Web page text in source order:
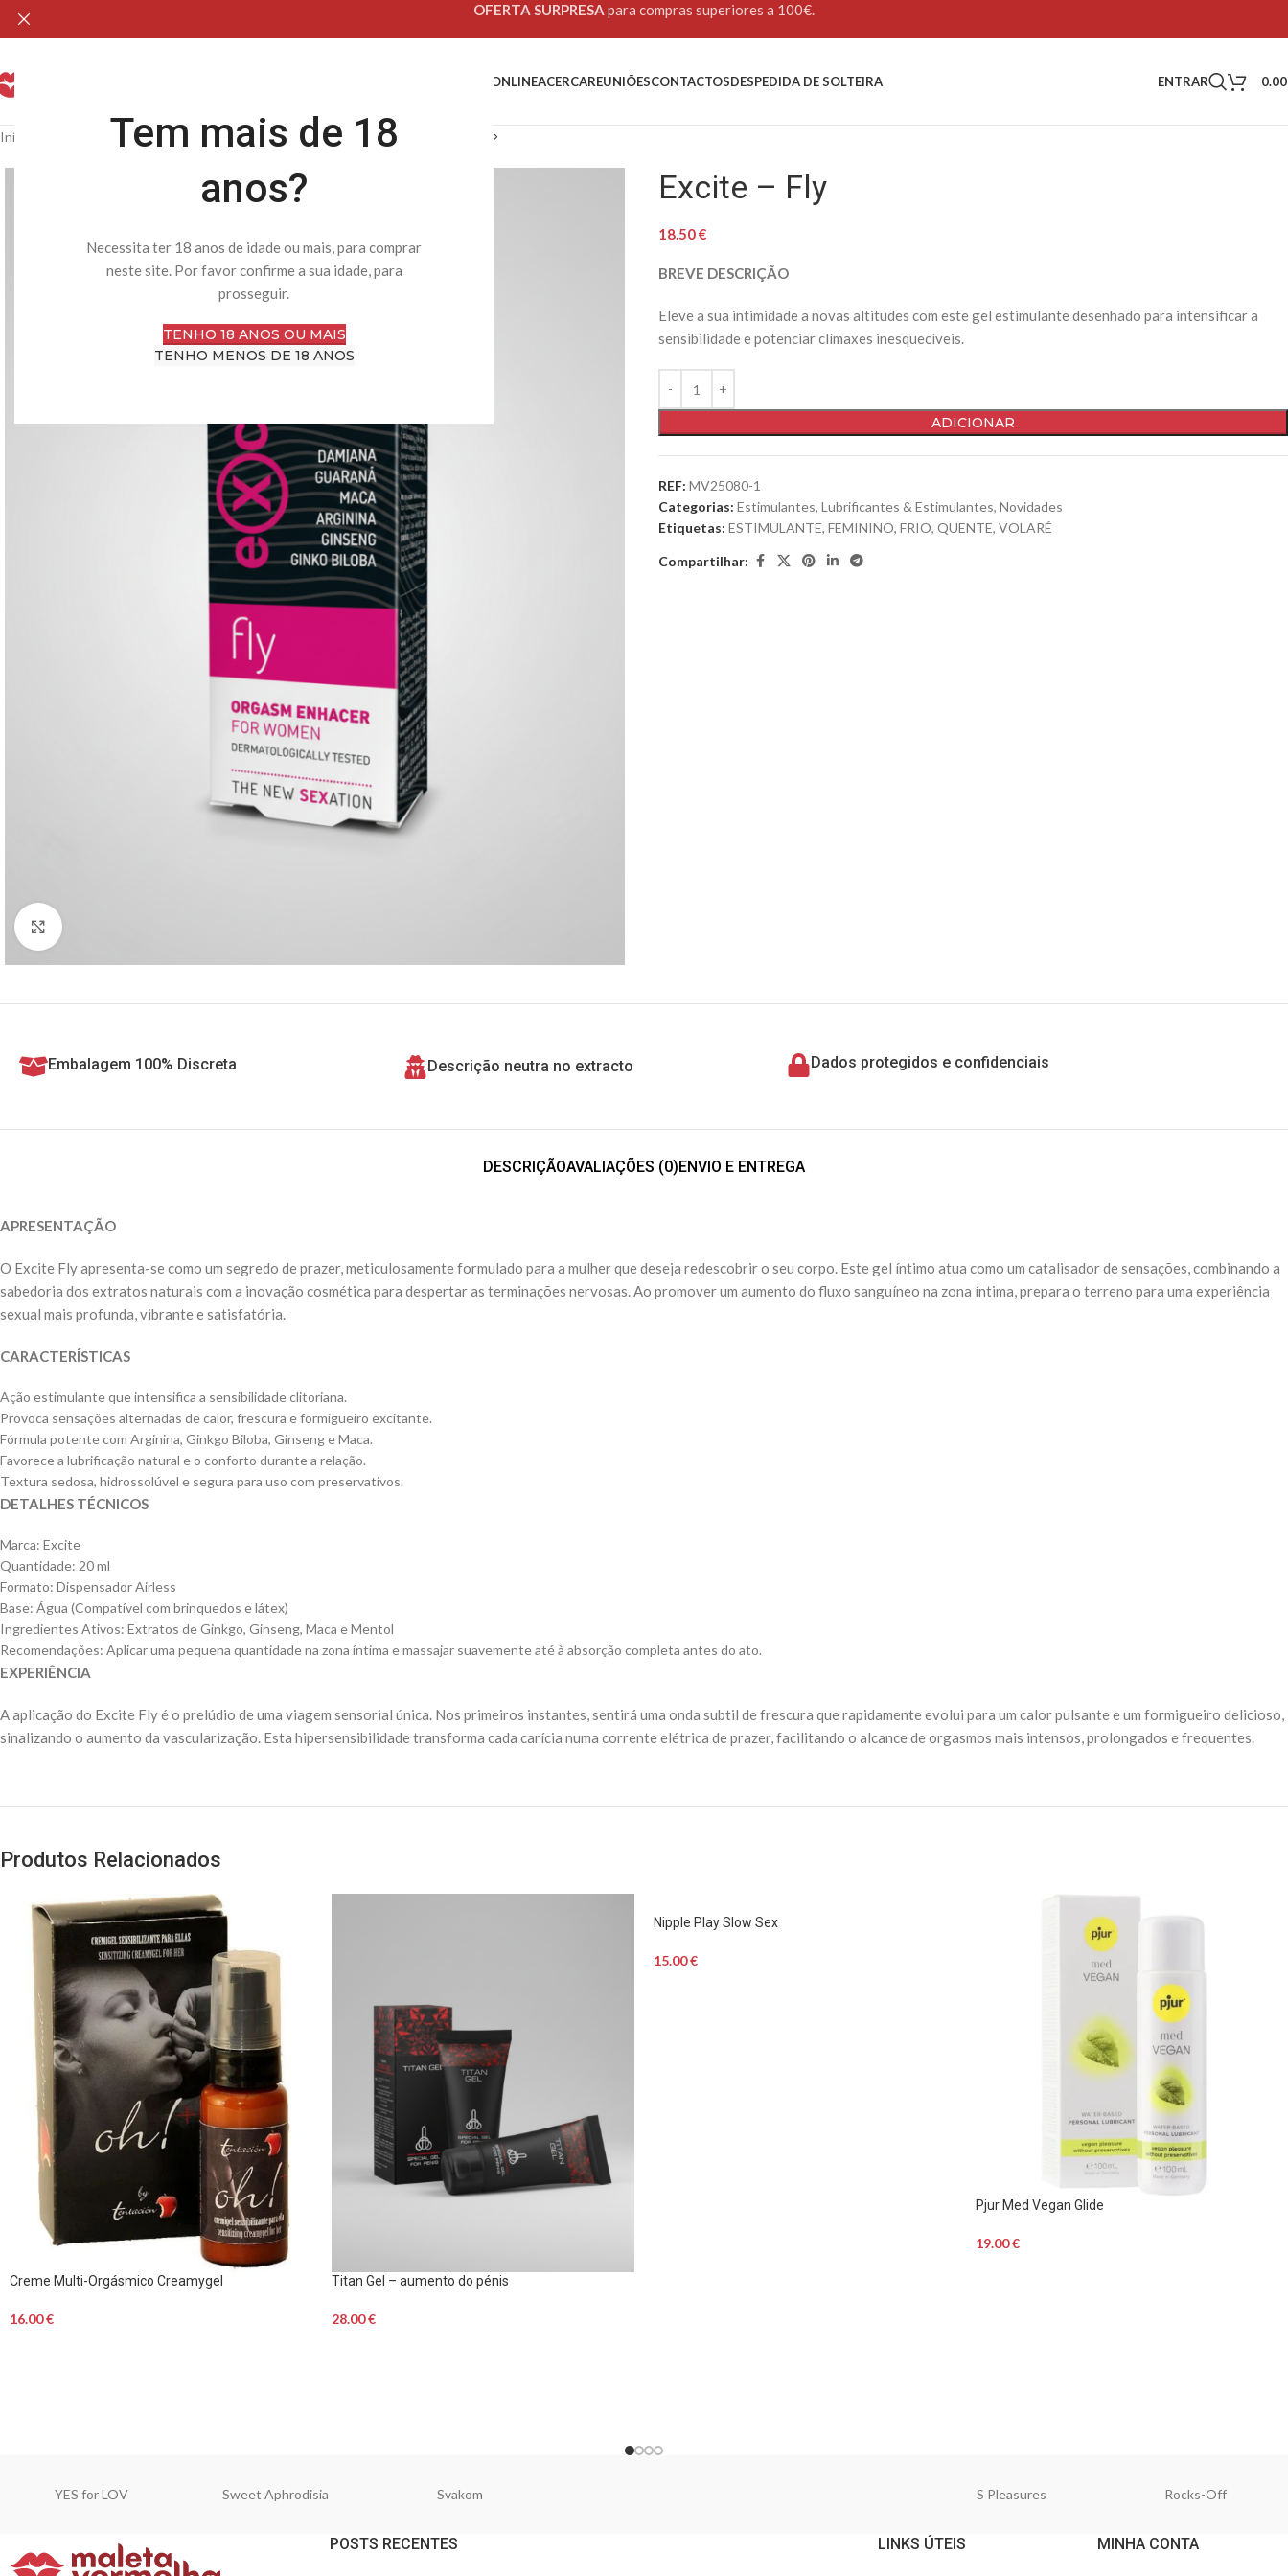
Tem mais de 18
anos?
Necessita ter 18 anos de idade ou mais, para comprar
neste site. Por favor confirme a sua idade, para
prosseguir.
TENHO 18 ANOS OU MAIS
TENHO MENOS DE 18 ANOS
OFERTA SURPRESA para compras superiores a 100€.
LOJA ONLINEACERCAREUNIÕESCONTACTOSDESPEDIDA DE SOLTEIRA ENTRAR
Início Lubrificantes & Estimulantes Estimulantes Excite – Fly
Excite – Fly
18.50€
BREVE DESCRIÇÃO
Eleve a sua intimidade a novas altitudes com este gel estimulante desenhado para intensificar a
sensibilidade e potenciar clímaxes inesquecíveis.
ADICIONAR
REF: MV25080-1
Categorias: Estimulantes, Lubrificantes & Estimulantes, Novidades
Etiquetas: ESTIMULANTE, FEMININO, FRIO, QUENTE, VOLARÉ
Compartilhar:
Embalagem 100% Discreta Descrição neutra no extracto Dados protegidos e confidenciais
DESCRIÇÃOAVALIAÇÕES (0)ENVIO E ENTREGA
APRESENTAÇÃO
O Excite Fly apresenta-se como um segredo de prazer, meticulosamente formulado para a mulher que deseja redescobrir o seu corpo. Este gel íntimo atua como um catalisador de sensações, combinando a
sabedoria dos extratos naturais com a inovação cosmética para despertar as terminações nervosas. Ao promover um aumento do fluxo sanguíneo na zona íntima, prepara o terreno para uma experiência
sexual mais profunda, vibrante e satisfatória.
CARACTERÍSTICAS
Ação estimulante que intensifica a sensibilidade clitoriana.
Provoca sensações alternadas de calor, frescura e formigueiro excitante.
Fórmula potente com Arginina, Ginkgo Biloba, Ginseng e Maca.
Favorece a lubrificação natural e o conforto durante a relação.
Textura sedosa, hidrossolúvel e segura para uso com preservativos.
DETALHES TÉCNICOS
Marca: Excite
Quantidade: 20 ml
Formato: Dispensador Airless
Base: Água (Compatível com brinquedos e látex)
Ingredientes Ativos: Extratos de Ginkgo, Ginseng, Maca e Mentol
Recomendações: Aplicar uma pequena quantidade na zona íntima e massajar suavemente até à absorção completa antes do ato.
EXPERIÊNCIA
A aplicação do Excite Fly é o prelúdio de uma viagem sensorial única. Nos primeiros instantes, sentirá uma onda subtil de frescura que rapidamente evolui para um calor pulsante e um formigueiro delicioso,
sinalizando o aumento da vascularização. Esta hipersensibilidade transforma cada carícia numa corrente elétrica de prazer, facilitando o alcance de orgasmos mais intensos, prolongados e frequentes.
Produtos Relacionados
Creme Multi-Orgásmico Creamygel
16.00€
Titan Gel – aumento do pénis
28.00€
Nipple Play Slow Sex
15.00€
Pjur Med Vegan Glide
19.00€
YES for LOV Sweet Aphrodisia Svakom S Pleasures Rocks-Off
POSTS RECENTES LINKS ÚTEIS MINHA CONTA